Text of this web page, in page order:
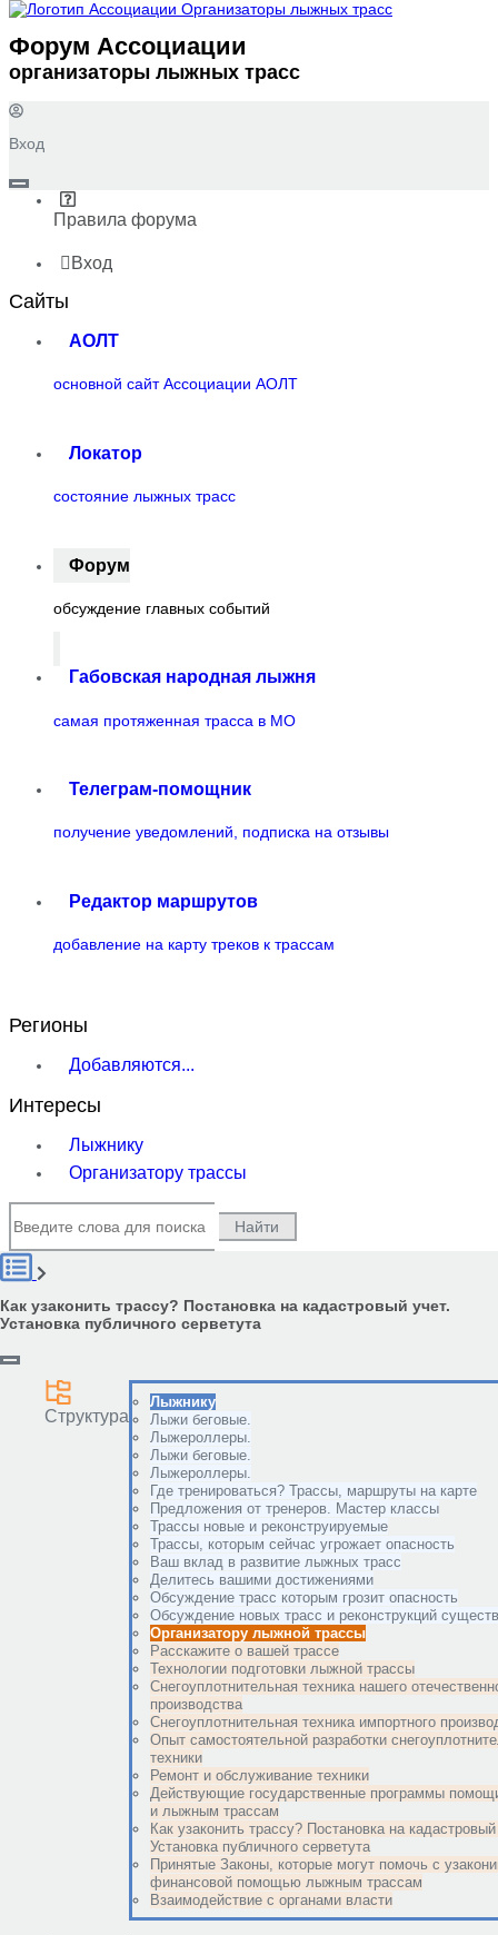
Форум Ассоциации
организаторы лыжных трасс
Вход
Правила форума
Вход
Сайты
АОЛТ
основной сайт Ассоциации АОЛТ
Локатор
состояние лыжных трасс
Форум
обсуждение главных событий
Габовская народная лыжня
самая протяженная трасса в МО
Телеграм-помощник
получение уведомлений, подписка на отзывы
Редактор маршрутов
добавление на карту треков к трассам
Регионы
Добавляются...
Интересы
Лыжнику
Организатору трассы
Найти
Как узаконить трассу? Постановка на кадастровый учет.
Установка публичного серветута
Структура
Лыжнику
Лыжи беговые.
Лыжероллеры.
Лыжи беговые.
Лыжероллеры.
Где тренироваться? Трассы, маршруты на карте
Предложения от тренеров. Мастер классы
Трассы новые и реконструируемые
Трассы, которым сейчас угрожает опасность
Ваш вклад в развитие лыжных трасс
Делитесь вашими достижениями
Обсуждение трасс которым грозит опасность
Обсуждение новых трасс и реконструкций
Организатору лыжной трассы
Расскажите о вашей трассе
Технологии подготовки лыжной трассы
Снегоуплотнительная техника нашего
производства
Снегоуплотнительная техника импортного
Опыт самостоятельной разработки
техники
Ремонт и обслуживание техники
Действующие государственные программы
и лыжным трассам
Как узаконить трассу? Постановка на
Установка публичного серветута
Принятые Законы, которые могут помочь с
финансовой помощью лыжным трассам
Взаимодействие с органами власти